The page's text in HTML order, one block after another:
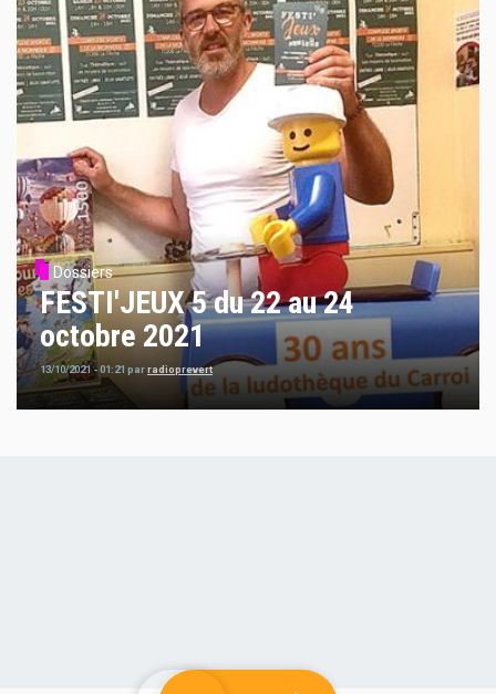
Dossiers
FESTI'JEUX 5 du 22 au 24
octobre 2021
13/10/2021 - 01:21 parradioprevert